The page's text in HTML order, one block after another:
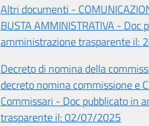
Altri documenti -
BUSTA AMMINISTRATIVA - Doc
amministrazione trasparente il:
Decreto di nomina della
decreto nomina commissione e
Commissari - Doc pubblicato in
trasparente il: 02/07/2025